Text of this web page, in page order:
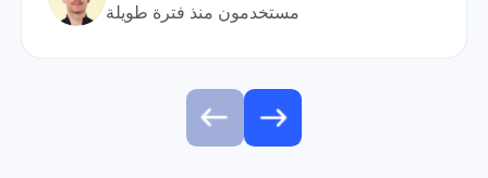
مستخدمون منذ فترة طويلة